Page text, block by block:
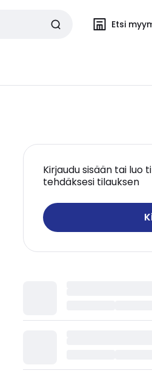
Etsi
Kirjaudu sisään tai luo
tehdäksesi tilauksen